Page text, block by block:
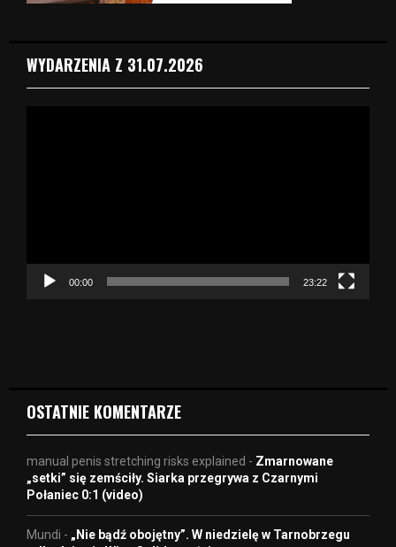
WYDARZENIA Z 31.07.2026
c
00:00 23:22
OSTATNIE KOMENTARZE
manual penis stretching risks explained - Zmarnowane
„setki” się zemściły. Siarka przegrywa z Czarnymi
Połaniec 0:1 (video)
Mundi - „Nie bądź obojętny”. W niedzielę w Tarnobrzegu